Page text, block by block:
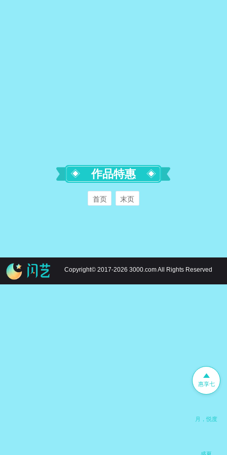
惠享七
月，悦度
作品特惠
首页 末页
Copyright© 2017-2026 3000.com All Rights Reserved